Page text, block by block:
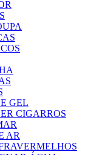
GEL
CIGARROS
AR